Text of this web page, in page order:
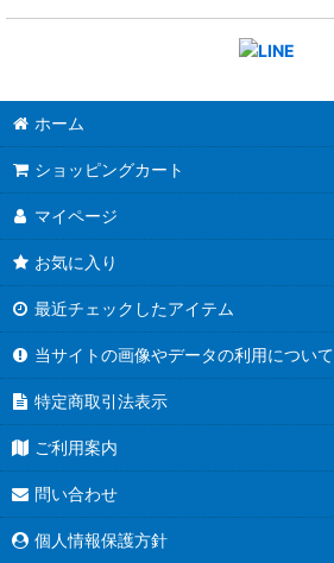
ホーム
ショッピングカート
マイページ
お気に入り
最近チェックしたアイテム
当サイトの画像やデータの利用について
特定商取引法表示
ご利用案内
問い合わせ
個人情報保護方針